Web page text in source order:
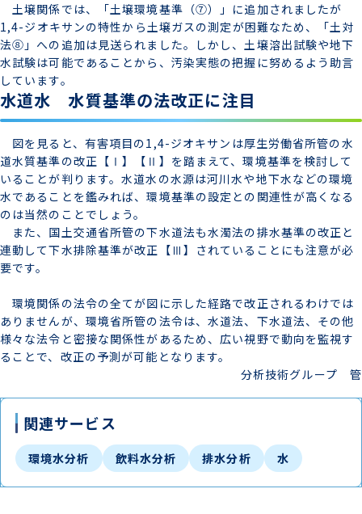
土壌関係では、「土壌環境基準（⑦）」に追加されましたが
1,4-ジオキサンの特性から土壌ガスの測定が困難なため、「土対
法⑧」への追加は見送られました。しかし、土壌溶出試験や地下
水試験は可能であることから、汚染実態の把握に努めるよう助言
しています。
水道水 水質基準の法改正に注目
図を見ると、有害項目の1,4-ジオキサンは厚生労働省所管の水
道水質基準の改正【Ⅰ】【Ⅱ】を踏まえて、環境基準を検討して
いることが判ります。水道水の水源は河川水や地下水などの環境
水であることを鑑みれば、環境基準の設定との関連性が高くなる
のは当然のことでしょう。
また、国土交通省所管の下水道法も水濁法の排水基準の改正と
連動して下水排除基準が改正【Ⅲ】されていることにも注意が必
要です。
環境関係の法令の全てが図に示した経路で改正されるわけでは
ありませんが、環境省所管の法令は、水道法、下水道法、その他
様々な法令と密接な関係性があるため、広い視野で動向を監視す
ることで、改正の予測が可能となります。
分析技術グループ 管
関連サービス
環境水分析 飲料水分析 排水分析 水